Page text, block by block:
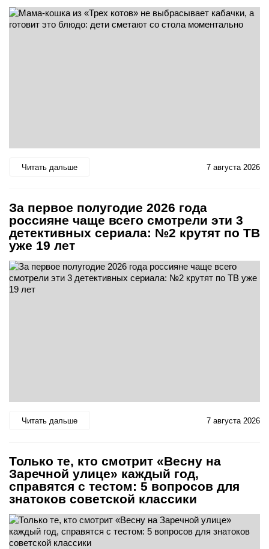
Читать дальше 7 августа 2026
За первое полугодие 2026 года
россияне чаще всего смотрели эти 3
детективных сериала: №2 крутят по ТВ
уже 19 лет
Читать дальше 7 августа 2026
Только те, кто смотрит «Весну на
Заречной улице» каждый год,
справятся с тестом: 5 вопросов для
знатоков советской классики